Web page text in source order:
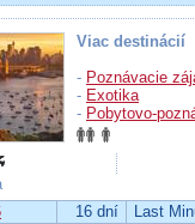
Viac destinácií
- Poznávacie
- Exotika
- Pobytovo-
16 dní Last